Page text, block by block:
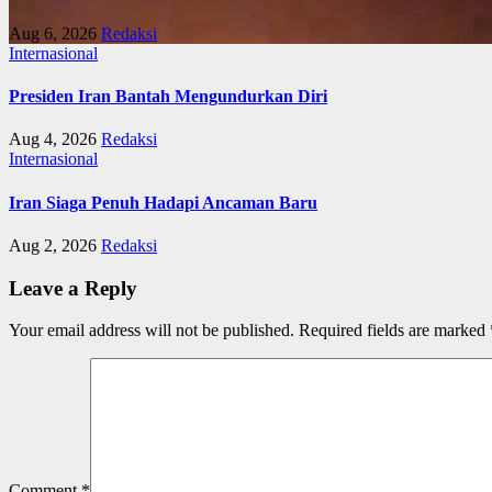
Aug 6, 2026 Redaksi
Internasional
Presiden Iran Bantah Mengundurkan Diri
Aug 4, 2026 Redaksi
Internasional
Iran Siaga Penuh Hadapi Ancaman Baru
Aug 2, 2026 Redaksi
Leave a Reply
Your email address will not be published. Required fields are marked